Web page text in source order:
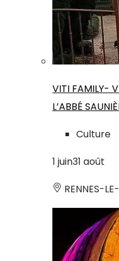
VITI FAMILY-
L’ABBÉ
Culture
1 juin31 août
RENNES-